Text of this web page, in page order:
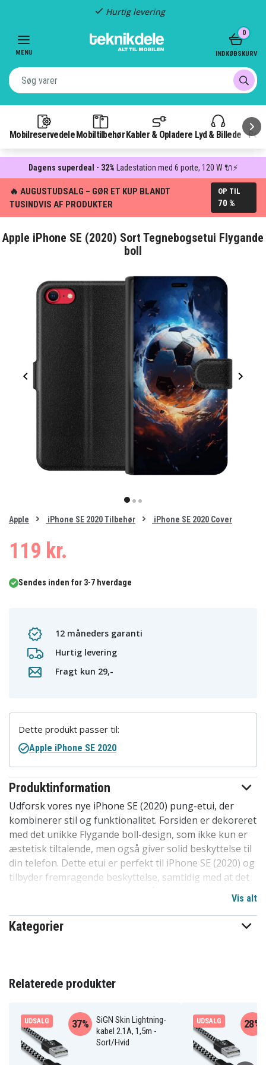
MENU
Mobilreservedele Mobiltilbehør Kabler & Opladere Lyd & Billede
0
INDKØBSKURV
Dagens superdeal - 32% Ladestation med 6 porte, 120 W 🔌⚡
🔥 AUGUSTUDSALG – GØR ET KUP BLANDT
TUSINDVIS AF PRODUKTER
OP TIL
70 %
Apple iPhone SE (2020) Sort Tegnebogsetui Flygande
boll
item
01 2
of
Apple iPhone SE 2020 Tilbehør iPhone SE 2020 Cover
119 kr.
Sendes inden for 3-7 hverdage
12 måneders garanti
Hurtig levering
Fragt kun 29,-
Produktinformation
Udforsk vores nye iPhone SE (2020) pung-etui, der
kombinerer stil og funktionalitet. Forsiden er dekoreret
med det unikke Flygande boll-design, som ikke kun er
æstetisk tiltalende, men også giver solid beskyttelse til
din telefon. Dette etui er perfekt til iPhone SE (2020) og
tilbyder fremragende beskyttelse, samtidig med at det
Etuiet lukkes sikkert med en magnetlås og har en
inderside af fløjl med kortlommer. Den sortbeklædte
to-i-én-løsning forener pung og mobildæksel, hvilket
gør det let at holde styr på dine værdigenstande.
specialdesignet udskæring til kameraet.
Produktdetaljer:
Vis alt
Kategorier
Dette produkt passer til:
Apple iPhone SE 2020
Relaterede produkter
UDSALG
SiGN Skin Lightning-
kabel 2.1A, 1,5m -
Sort/Hvid
37% UDSALG 28%